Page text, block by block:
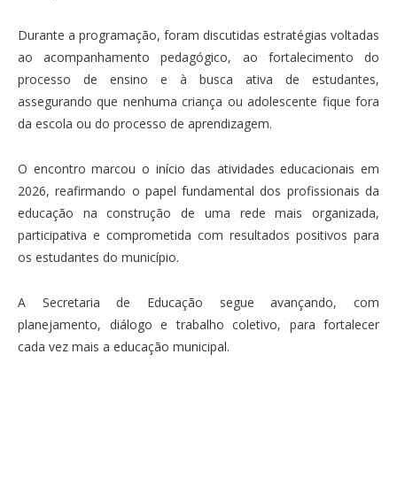
Durante a programação, foram discutidas estratégias voltadas
ao acompanhamento pedagógico, ao fortalecimento do
processo de ensino e à busca ativa de estudantes,
assegurando que nenhuma criança ou adolescente fique fora
da escola ou do processo de aprendizagem.
O encontro marcou o início das atividades educacionais em
2026, reafirmando o papel fundamental dos profissionais da
educação na construção de uma rede mais organizada,
participativa e comprometida com resultados positivos para
os estudantes do município.
A Secretaria de Educação segue avançando, com
planejamento, diálogo e trabalho coletivo, para fortalecer
cada vez mais a educação municipal.